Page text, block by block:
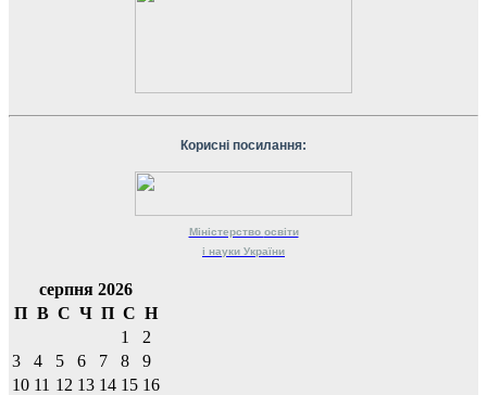
Корисні посилання:
Міністерство освіти
і науки України
серпня 2026
П В С Ч П С Н
1
2
3
4 5 6 7 8
9
10 11 12 13 14 15 16